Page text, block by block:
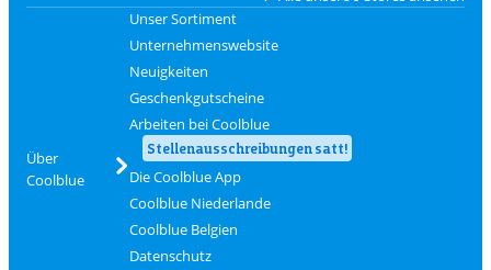
Über
Coolblue
Unser Sortiment
Unternehmenswebsite
Neuigkeiten
Geschenkgutscheine
Arbeiten bei Coolblue
Stellenausschreibungen satt!
Die Coolblue App
Coolblue Niederlande
Coolblue Belgien
Datenschutz